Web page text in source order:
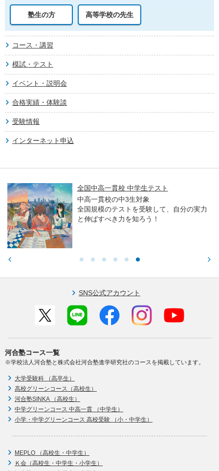
塾生の方 高等学校の先生
コース・講習
模試・テスト
イベント・説明会
合格実績・体験談
受験情報
インターネット申込
全国中高一貫校 中学生テスト
中高一貫校の中3生対象
全国規模のテストを受験して、自分の実力
と伸ばすべき力を知ろう！
SNS公式アカウント
河合塾コース一覧
※学校法人河合塾と株式会社河合塾進学研究社のコースを掲載しています。
大学受験科 （高卒生）
高校グリーンコース（高校生）
河合塾SINKA （高校生）
中学グリーンコース 中高一貫 （中学生）
小学・中学グリーンコース 高校受験 （小・中学生）
MEPLO （高校生・中学生）
Ｋ会（高校生・中学生・小学生）